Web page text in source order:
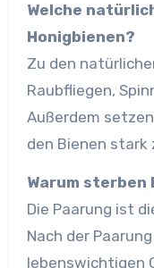
Welche
Honigbienen?
Zu den
Raubfliegen,
Außerdem
den Bienen stark
Warum sterben
Die Paarung ist
Nach der
lebenswichtigen